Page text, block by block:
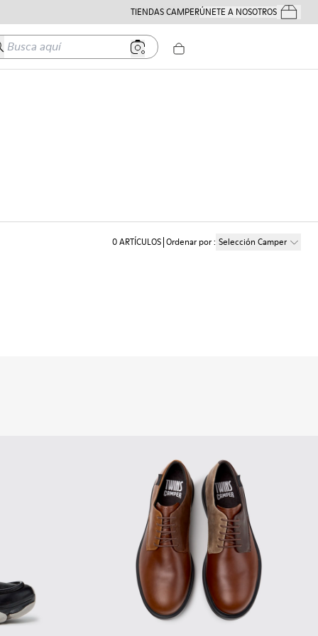
TIENDAS CAMPERÚNETE A NOSOTROSTus
aquí
0ARTÍCULOS Ordenar por: Selección Camper